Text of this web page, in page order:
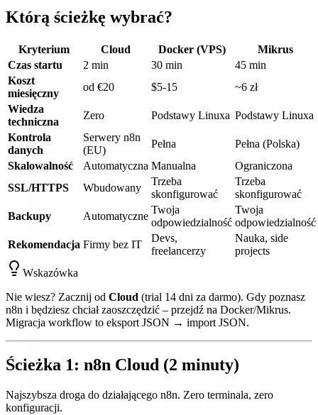
Którą ścieżkę wybrać?
Kryterium Cloud Docker (VPS)
Mikrus
Czas startu
2 min 30 min
45 min
Koszt
miesięczny
od €20 $5-15
~6 zł
Wiedza
techniczna
Zero Podstawy Linuxa Podstawy Linuxa
Kontrola
danych
Serwery n8n
(EU)
Pełna
Pełna (Polska)
Skalowalność
Automatyczna Manualna
Ograniczona
SSL/HTTPS
Wbudowany
Trzeba
skonfigurować
Trzeba
skonfigurować
Backupy
Automatyczne
Twoja
odpowiedzialność
Twoja
odpowiedzialność
Rekomendacja Firmy bez IT
Devs,
freelancerzy
Nauka, side
projects
Wskazówka
Nie wiesz? Zacznij od Cloud (trial 14 dni za darmo). Gdy poznasz
n8n i będziesz chciał zaoszczędzić – przejdź na Docker/Mikrus.
Migracja workflow to eksport JSON → import JSON.
Ścieżka 1: n8n Cloud (2 minuty)
Najszybsza droga do działającego n8n. Zero terminala, zero
konfiguracji.